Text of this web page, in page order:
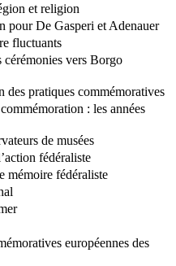
et religion
pour De Gasperi et Adenauer
fluctuants
cérémonies vers Borgo
des pratiques commémoratives
: les années
de musées
fédéraliste
mémoire fédéraliste
européennes des